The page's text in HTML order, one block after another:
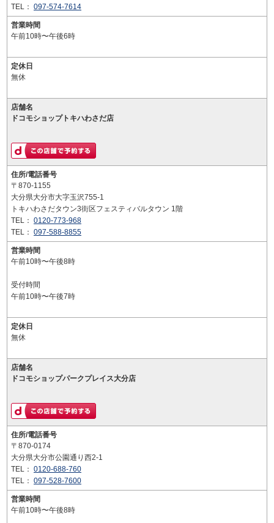
TEL： 097-574-7614
営業時間
午前10時〜午後6時
定休日
無休
店舗名
ドコモショップトキハわさだ店
住所/電話番号
〒870-1155
大分県大分市大字玉沢755-1
トキハわさだタウン3街区フェスティバルタウン 1階
TEL： 0120-773-968
TEL： 097-588-8855
営業時間
午前10時〜午後8時
受付時間
午前10時〜午後7時
定休日
無休
店舗名
ドコモショップパークプレイス大分店
住所/電話番号
〒870-0174
大分県大分市公園通り西2-1
TEL： 0120-688-760
TEL： 097-528-7600
営業時間
午前10時〜午後8時